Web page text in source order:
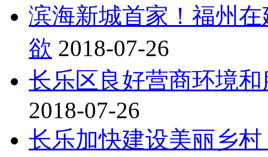
滨海新城首家！福州
欲 2018-07-26
长乐区良好营商环境
2018-07-26
长乐加快建设美丽乡